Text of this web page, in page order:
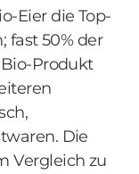
Eier die Top-
fast 50% der
Produkt
Die
Vergleich zu